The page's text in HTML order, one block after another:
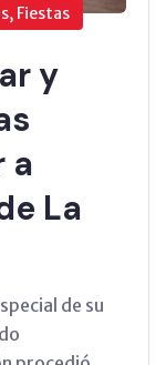
Fiestas
y
a
La
de su